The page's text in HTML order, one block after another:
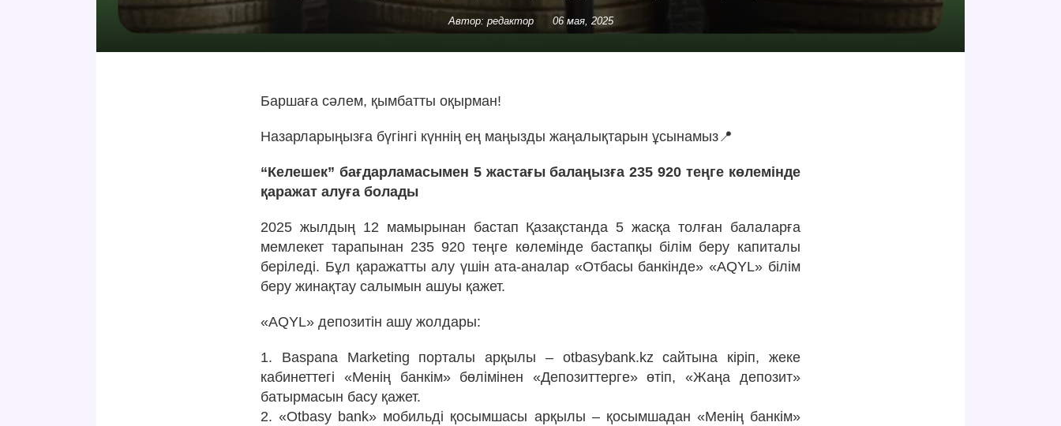
Автор: редактор 06 мая, 2025
Баршаға сәлем, қымбатты оқырман!
Назарларыңызға бүгінгі күннің ең маңызды жаңалықтарын ұсынамыз📍
“Келешек” бағдарламасымен 5 жастағы балаңызға 235 920 теңге көлемінде
қаражат алуға болады
2025 жылдың 12 мамырынан бастап Қазақстанда 5 жасқа толған балаларға
мемлекет тарапынан 235 920 теңге көлемінде бастапқы білім беру капиталы
беріледі. Бұл қаражатты алу үшін ата-аналар «Отбасы банкінде» «AQYL» білім
беру жинақтау салымын ашуы қажет.
«AQYL» депозитін ашу жолдары:
1. Baspana Marketing порталы арқылы – otbasybank.kz сайтына кіріп, жеке
кабинеттегі «Менің банкім» бөлімінен «Депозиттерге» өтіп, «Жаңа депозит»
батырмасын басу қажет.
2. «Otbasy bank» мобильді қосымшасы арқылы – қосымшадан «Менің банкім»